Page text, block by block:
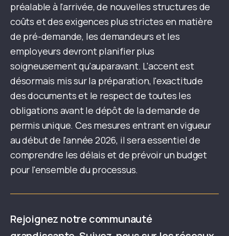
préalable à l'arrivée, de nouvelles structures de
coûts et des exigences plus strictes en matière
de pré-demande, les demandeurs et les
employeurs devront planifier plus
soigneusement qu'auparavant. L'accent est
désormais mis sur la préparation, l'exactitude
des documents et le respect de toutes les
obligations avant le dépôt de la demande de
permis unique. Ces mesures entrant en vigueur
au début de l'année 2026, il sera essentiel de
comprendre les délais et de prévoir un budget
pour l'ensemble du processus.
Rejoignez notre communauté